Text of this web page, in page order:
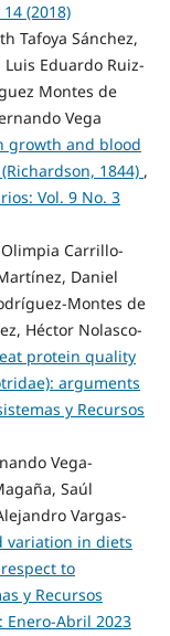
(2018)
Tafoya Sánchez,
Eduardo Ruiz-
Montes de
Vega
growth and blood
1844) ,
Vol. 9 No. 3
Carrillo-
Daniel
Montes de
Héctor Nolasco-
protein quality
arguments
y Recursos
Vega-
Saúl
Vargas-
variation in diets
to
y Recursos
Enero-Abril 2023